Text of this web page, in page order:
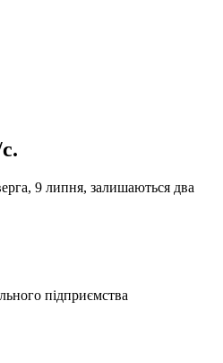
9 липня, залишаються два
підприємства